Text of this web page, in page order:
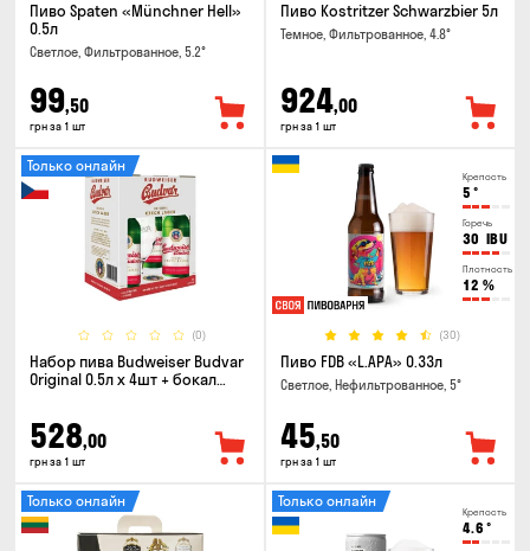
Пиво Spaten «Münchner Hell»
0.5л
Светлое, Фильтрованное, 5.2°
99,50
грн за 1 шт
Пиво Kostritzer Schwarzbier 5л
Темное, Фильтрованное, 4.8°
924,00
грн за 1 шт
(0)
Только онлайн
Набор пива Budweiser Budvar
Original 0.5л х 4шт + бокал
528,00
грн за 1 шт
Крепость
5 °
Горечь
30 IBU
Плотность
12 %
(30)
Пиво FDB «L.APA» 0.33л
Светлое, Нефильтрованное, 5°
45,50
грн за 1 шт
Только онлайн
Крепость
4.6 °
Только онлайн